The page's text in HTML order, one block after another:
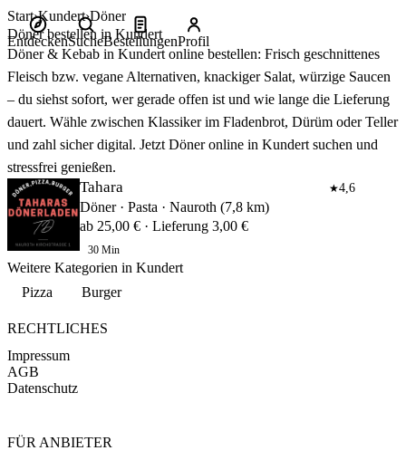
Start Kundert Döner
Döner bestellen in Kundert
Döner & Kebab in Kundert online bestellen: Frisch geschnittenes
Fleisch bzw. vegane Alternativen, knackiger Salat, würzige Saucen
– du siehst sofort, wer gerade offen ist und wie lange die Lieferung
dauert. Wähle zwischen Klassiker im Fladenbrot, Dürüm oder Teller
und zahl sicher digital. Jetzt Döner online in Kundert suchen und
stressfrei genießen.
Tahara ★4,6
Döner · Pasta · Nauroth (7,8 km)
ab 25,00 € · Lieferung 3,00 €
30 Min
Weitere Kategorien in Kundert
Pizza
Burger
RECHTLICHES
Impressum
AGB
Datenschutz
FÜR ANBIETER
EntdeckenSucheBestellungenProfil